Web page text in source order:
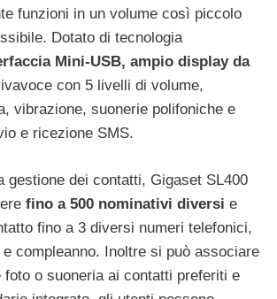
funzioni in un volume così piccolo
Dotato di tecnologia
Mini-USB, ampio display da
con 5 livelli di volume,
vibrazione, suonerie polifoniche e
e ricezione SMS.
gestione dei contatti, Gigaset SL400
fino a 500 nominativi diversi e
fino a 3 diversi numeri telefonici,
compleanno. Inoltre si può associare
o suoneria ai contatti preferiti e